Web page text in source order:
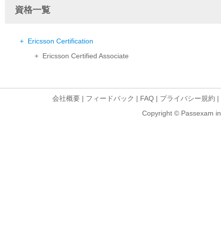
資格一覧
+ Ericsson Certification
+ Ericsson Certified Associate
会社概要 | フィードバック | FAQ | プライバシー規約 |
Copyright © Passexam